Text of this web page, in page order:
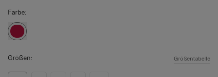
Farbe:
Größen: Größentabelle